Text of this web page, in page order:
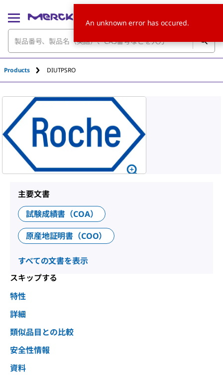
Products DIUTPSRO
主要文書
試験成績書（COA）
原産地証明書（COO）
すべての文書を表示
スキップする
特性
詳細
類似品目との比較
安全性情報
資料
An unknown error has occured.